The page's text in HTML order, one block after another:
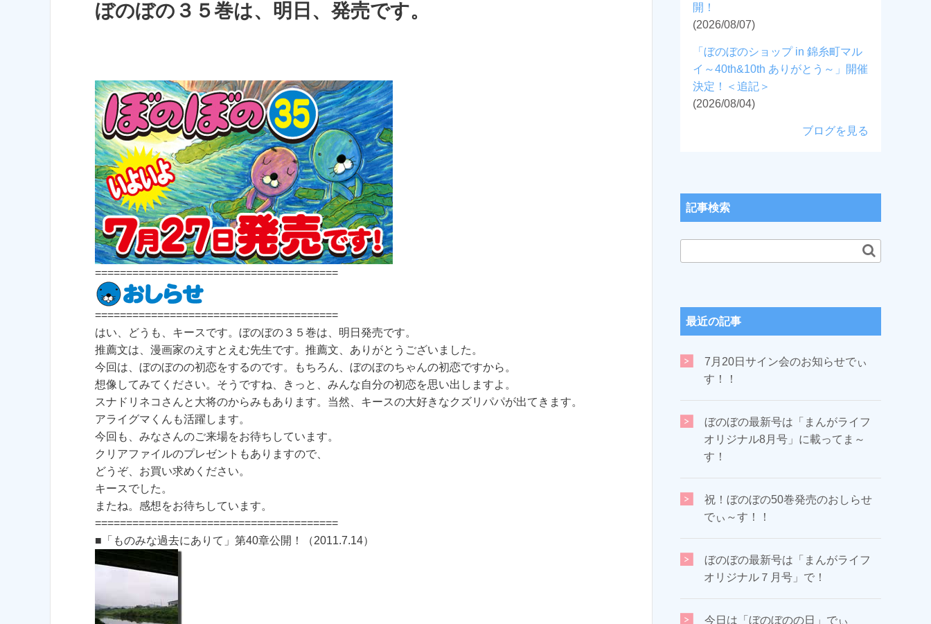
ぼのぼの３５巻は、明日、発売です。
=======================================
=======================================
はい、どうも、キースです。ぼのぼの３５巻は、明日発売です。
推薦文は、漫画家のえすとえむ先生です。推薦文、ありがとうございました。
今回は、ぼのぼのの初恋をするのです。もちろん、ぼのぼのちゃんの初恋ですから。
想像してみてください。そうですね、きっと、みんな自分の初恋を思い出しますよ。
スナドリネコさんと大将のからみもあります。当然、キースの大好きなクズリパパが出てきます。
アライグマくんも活躍します。
今回も、みなさんのご来場をお待ちしています。
クリアファイルのプレゼントもありますので、
どうぞ、お買い求めください。
キースでした。
またね。感想をお待ちしています。
=======================================
■「ものみな過去にありて」第40章公開！（2011.7.14）
開！
(2026/08/07)
「ぼのぼのショップ in 錦糸町マル
イ～40th&10th ありがとう～」開催
決定！＜追記＞
(2026/08/04)
ブログを見る
記事検索
最近の記事
7月20日サイン会のお知らせでぃ
す！！
ぼのぼの最新号は「まんがライフ
オリジナル8月号」に載ってま～
す！
祝！ぼのぼの50巻発売のおしらせ
でぃ～す！！
ぼのぼの最新号は「まんがライフ
オリジナル７月号」で！
今日は「ぼのぼのの日」でぃ